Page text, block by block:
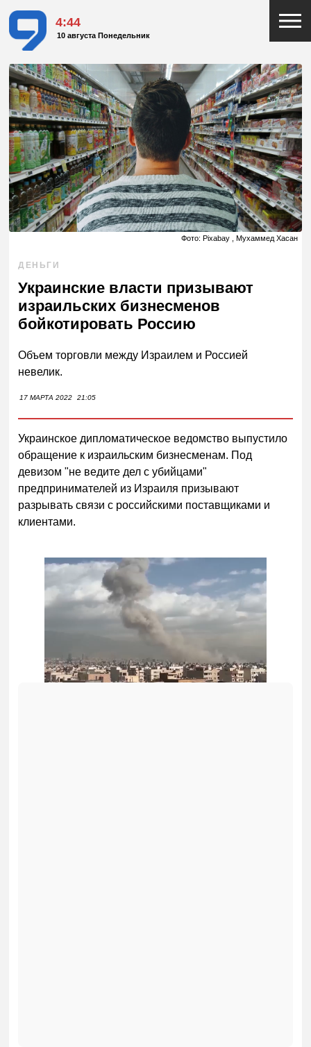
4:44
10 августа Понедельник
Фото: Pixabay , Мухаммед Хасан
ДЕНЬГИ
Украинские власти призывают
израильских бизнесменов
бойкотировать Россию
Объем торговли между Израилем и Россией
невелик.
17 МАРТА 2022 21:05
Украинское дипломатическое ведомство выпустило
обращение к израильским бизнесменам. Под
девизом "не ведите дел с убийцами"
предпринимателей из Израиля призывают
разрывать связи с российскими поставщиками и
клиентами.